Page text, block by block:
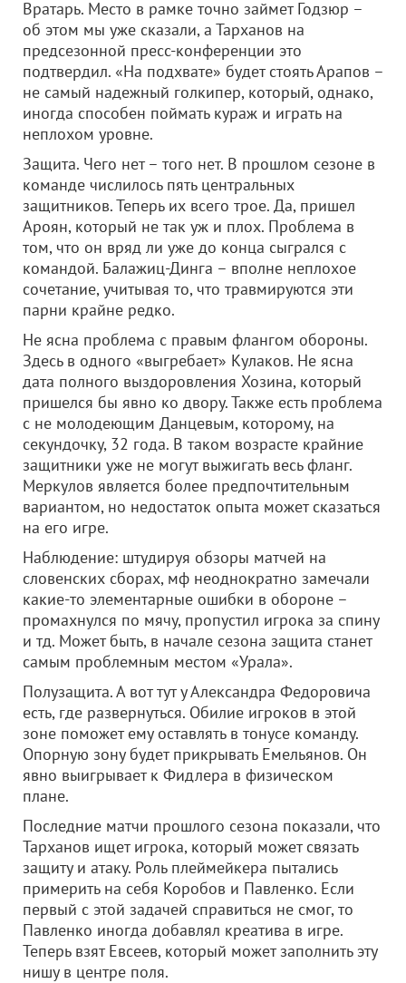
Вратарь. Место в рамке точно займет Годзюр –
об этом мы уже сказали, а Тарханов на
предсезонной пресс-конференции это
подтвердил. «На подхвате» будет стоять Арапов –
не самый надежный голкипер, который, однако,
иногда способен поймать кураж и играть на
неплохом уровне.
Защита. Чего нет – того нет. В прошлом сезоне в
команде числилось пять центральных
защитников. Теперь их всего трое. Да, пришел
Ароян, который не так уж и плох. Проблема в
том, что он вряд ли уже до конца сыгрался с
командой. Балажиц-Динга – вполне неплохое
сочетание, учитывая то, что травмируются эти
парни крайне редко.
Не ясна проблема с правым флангом обороны.
Здесь в одного «выгребает» Кулаков. Не ясна
дата полного выздоровления Хозина, который
пришелся бы явно ко двору. Также есть проблема
с не молодеющим Данцевым, которому, на
секундочку, 32 года. В таком возрасте крайние
защитники уже не могут выжигать весь фланг.
Меркулов является более предпочтительным
вариантом, но недостаток опыта может сказаться
на его игре.
Наблюдение: штудируя обзоры матчей на
словенских сборах, мф неоднократно замечали
какие-то элементарные ошибки в обороне –
промахнулся по мячу, пропустил игрока за спину
и тд. Может быть, в начале сезона защита станет
самым проблемным местом «Урала».
Полузащита. А вот тут у Александра Федоровича
есть, где развернуться. Обилие игроков в этой
зоне поможет ему оставлять в тонусе команду.
Опорную зону будет прикрывать Емельянов. Он
явно выигрывает к Фидлера в физическом
плане.
Последние матчи прошлого сезона показали, что
Тарханов ищет игрока, который может связать
защиту и атаку. Роль плеймейкера пытались
примерить на себя Коробов и Павленко. Если
первый с этой задачей справиться не смог, то
Павленко иногда добавлял креатива в игре.
Теперь взят Евсеев, который может заполнить эту
нишу в центре поля.